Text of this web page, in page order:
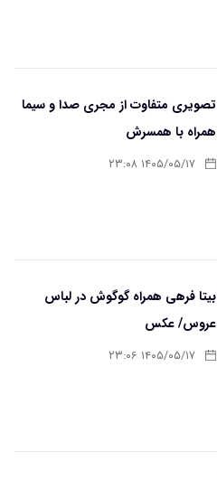
تصویری متفاوت از مجری صدا و سیما
همراه با همسرش
۱۴۰۵/۰۵/۱۷ ۲۳:۰۸
بیتا فرهی همراه گوگوش در لباس
عروس/ عکس
۱۴۰۵/۰۵/۱۷ ۲۳:۰۶